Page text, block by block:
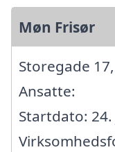
Møn Frisør
Storegade
Ansatte:
Startdato: